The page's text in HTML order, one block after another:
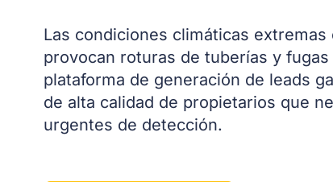
Las condiciones climáticas extremas
provocan roturas de tuberías y
plataforma de generación de leads
de alta calidad de propietarios que
urgentes de detección.